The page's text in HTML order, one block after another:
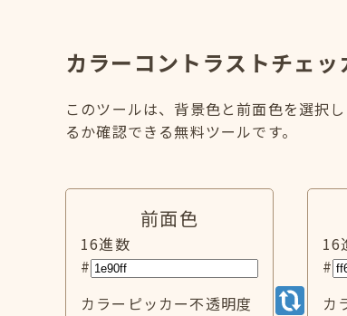
カラーコントラストチェッ
このツールは、背景色と前面色を選択
るか確認できる無料ツールです。
前面色
16進数
#
カラーピッカー不透明度
16
#
カ